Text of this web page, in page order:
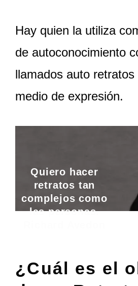
Hay quien la utiliza
de autoconocimiento
llamados auto
medio de expresión.
Quiero hacer
retratos tan
complejos como
las personas.
¿Cuál es el